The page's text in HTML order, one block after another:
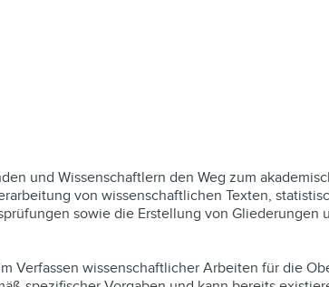
und Wissenschaftlern den Weg zum
von wissenschaftlichen Texten,
sowie die Erstellung von Gliederungen
Verfassen wissenschaftlicher Arbeiten für die